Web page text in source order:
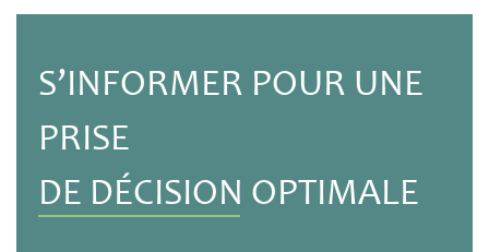
S’INFORMER POUR UNE
PRISE
DE DÉCISION OPTIMALE